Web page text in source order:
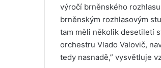
výročí brněnského
brněnským rozhlasovým
tam měli několik desetiletí
orchestru Vlado Valovič,
tedy nasnadě,” vysvětluje